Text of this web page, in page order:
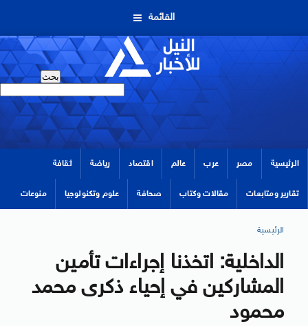
القائمة
الرئيسية مصر عرب عالم اقتصاد رياضة ثقافة
تقارير ومتابعات مقالات وكتاب صحافة علوم وتكنولوجيا منوعات
الرئيسية
الداخلية: اتخذنا إجراءات تأمين
المشاركين في إحياء ذكرى محمد
محمود